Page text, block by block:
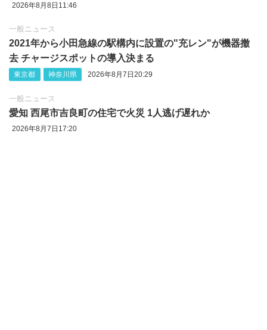
2026年8月8日11:46
一般ニュース
2021年から小田急線の駅構内に設置の"充レン"が機器撤
去 チャージスポットの導入決まる
東京都 神奈川県 2026年8月7日20:29
一般ニュース
愛知 西尾市吉良町の住宅で火災 1人逃げ遅れか
2026年8月7日17:20